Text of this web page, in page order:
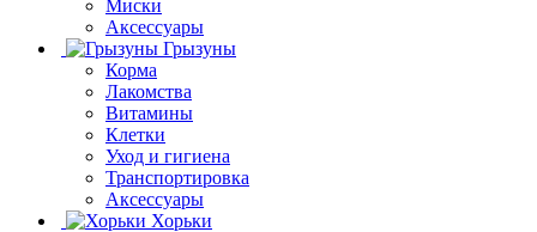
Миски
Аксессуары
Грызуны
Корма
Лакомства
Витамины
Клетки
Уход и гигиена
Транспортировка
Аксессуары
Хорьки